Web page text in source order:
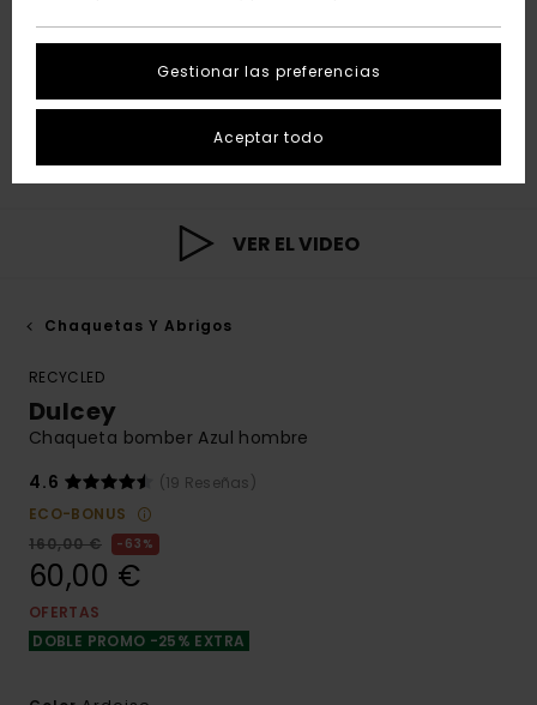
VER EL VIDEO
Chaquetas Y Abrigos
RECYCLED
Dulcey
Chaqueta bomber Azul hombre
4.6
(19 Reseñas)
ECO-BONUS
160,00 €
63%
60,00 €
OFERTAS
DOBLE PROMO -25% EXTRA
Gestionar las preferencias
Aceptar todo